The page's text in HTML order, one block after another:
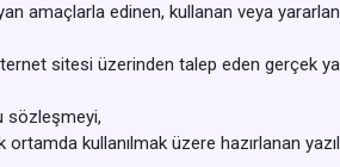
amaçlarla edinen, kullanan veya
sitesi üzerinden talep eden gerçek
sözleşmeyi,
ortamda kullanılmak üzere hazırlanan